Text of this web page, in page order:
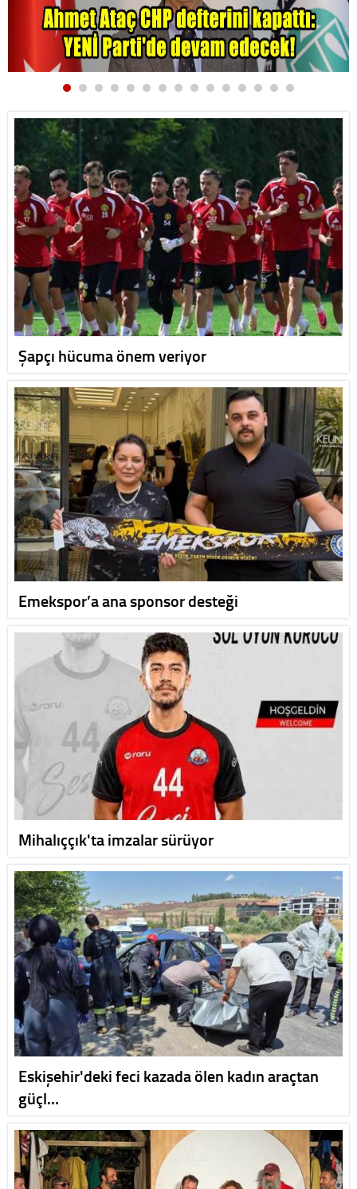
Şapçı hücuma önem veriyor
Emekspor’a ana sponsor desteği
Mihalıççık'ta imzalar sürüyor
Eskişehir'deki feci kazada ölen kadın araçtan
güçl…